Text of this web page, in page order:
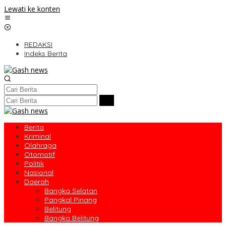
Lewati ke konten
REDAKSI
Indeks Berita
Berita
Kriminal
Olahraga
Otomotif
Politik
Nasional
Daerah
Bangka Selatan
Pangkal Pinang
Belitung
Bangka Belitung